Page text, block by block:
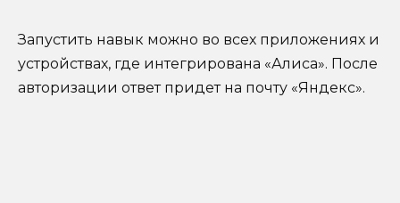
Запустить навык можно во всех приложениях и
устройствах, где интегрирована «Алиса». После
авторизации ответ придет на почту «Яндекс».